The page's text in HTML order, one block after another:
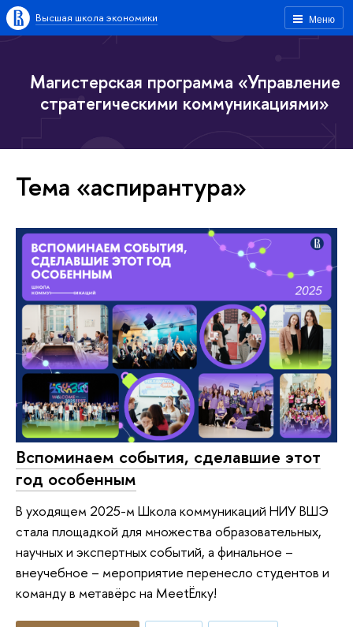
Меню
Высшая школа экономики
Магистерская программа «Управление
стратегическими коммуникациями»
Тема «аспирантура»
Вспоминаем события, сделавшие этот
год особенным
В уходящем 2025-м Школа коммуникаций НИУ ВШЭ
стала площадкой для множества образовательных,
научных и экспертных событий, а финальное –
внеучебное – мероприятие перенесло студентов и
команду в метавёрс на MeetЁлку!